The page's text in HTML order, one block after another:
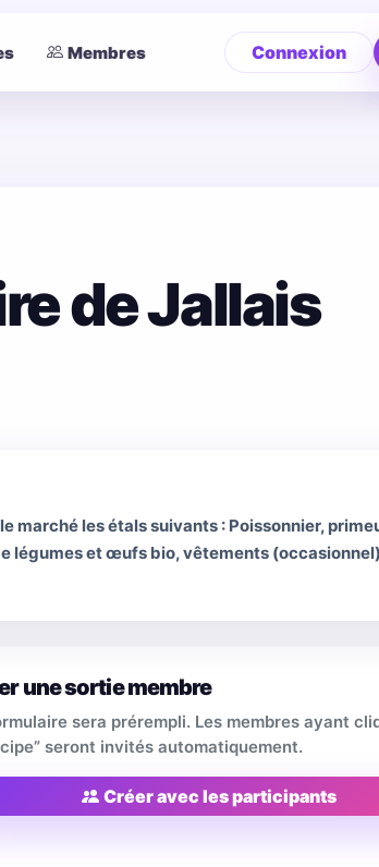
Connexion
Membres
de Jallais
marché les étals suivants : Poissonnier,
légumes et œufs bio, vêtements
une sortie membre
sera prérempli. Les membres ayant
seront invités automatiquement.
Créer avec les participants